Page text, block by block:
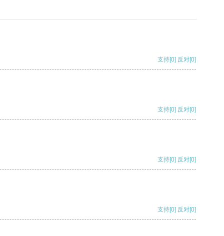
支持[0] 反对[0]
支持[0] 反对[0]
支持[0] 反对[0]
支持[0] 反对[0]